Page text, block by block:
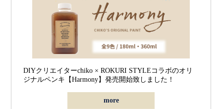
DIYクリエイターchiko × ROKURI STYLEコラボのオリ
ジナルペンキ 【Harmony】発売開始致しました！
more